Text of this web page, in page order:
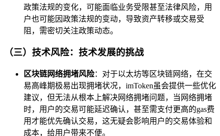
政策法规的变化，可能面临业务受限甚至法律风险，用
户也可能因政策法规的变动，导致资产转移或交易受
阻，需密切关注政策动态。
（三）技术风险：技术发展的挑战
区块链网络拥堵风险：对于以太坊等区块链网络，在交
易高峰期极易出现拥堵状况，imToken虽会提供一些优化
建议，但无法从根本上解决网络拥堵问题，当网络拥堵
时，用户的交易可能延迟确认，甚至需支付更高的gas费
用才能优先确认交易，这无疑会影响用户的交易体验和
成本，给用户带来不便。